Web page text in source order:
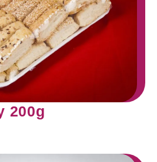
200g